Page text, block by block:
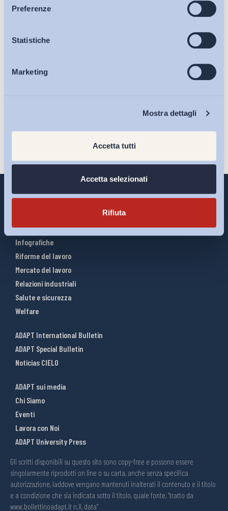
Preferenze
Statistiche
Marketing
Mostra dettagli
Accetta tutti
Accetta selezionati
Rifiuta
Articoli
Osservatori
Eventi
Ho letto e Accetto il trattamento dei dati personali descritti
Interventi ADAPT
Infografiche
Riforme del lavoro
Mercato del lavoro
Relazioni industriali
Salute e sicurezza
Welfare
ADAPT International Bulletin
ADAPT Special Bulletin
Noticias CIELO
ADAPT sui media
Chi Siamo
Eventi
Lavora con Noi
ADAPT University Press
Gli scritti disponibili su questo sito sono copy-free e possono essere
singolarmente riprodotti on line o su carta, anche senza specifica
autorizzazione, laddove vengano mantenuti inalterati il contenuto e il titolo
e a condizione che sia indicata sotto il titolo, quale fonte, “tratto da
www.bollettinoadapt.it n.X, data“